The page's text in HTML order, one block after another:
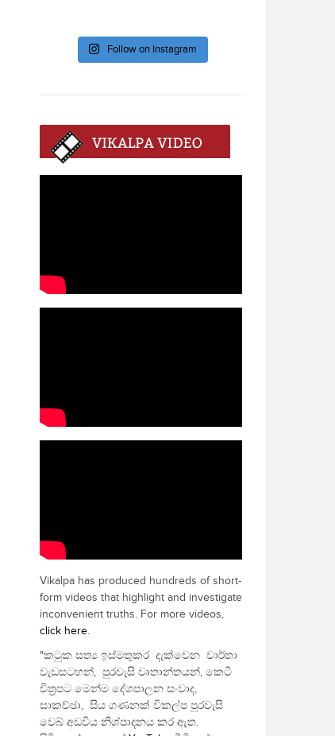
Follow on Instagram
Vikalpa has produced hundreds of short-
form videos that highlight and investigate
inconvenient truths. For more videos,
click here.
"කටුක සත්‍ය ඉස්මතුකර දැක්වෙන වාර්තා
වැඩසටහන්, පුරවැසි වෘතාන්තයන්, කෙටි
චිත්‍රපට මෙන්ම දේශපාලන සංවාද,
සාකච්ඡා, සිය ගණනක් විකල්ප පුරවැසි
වෙබ් අඩවිය නිශ්පාදනය කර ඇත.